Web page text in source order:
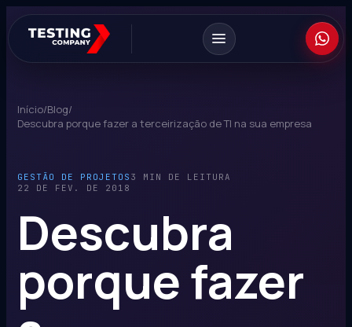
Início/Blog/
Descubra porque fazer a terceirização de TI na sua empresa
GESTÃO DE PROJETOS 3 MIN DE LEITURA
22 DE FEV. DE 2018
Descubra
porque fazer